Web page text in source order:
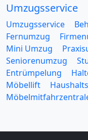
Umzugsservice
Umzugsservice
Fernumzug
Mini Umzug
Seniorenumzug
Entrümpelung
Möbellift